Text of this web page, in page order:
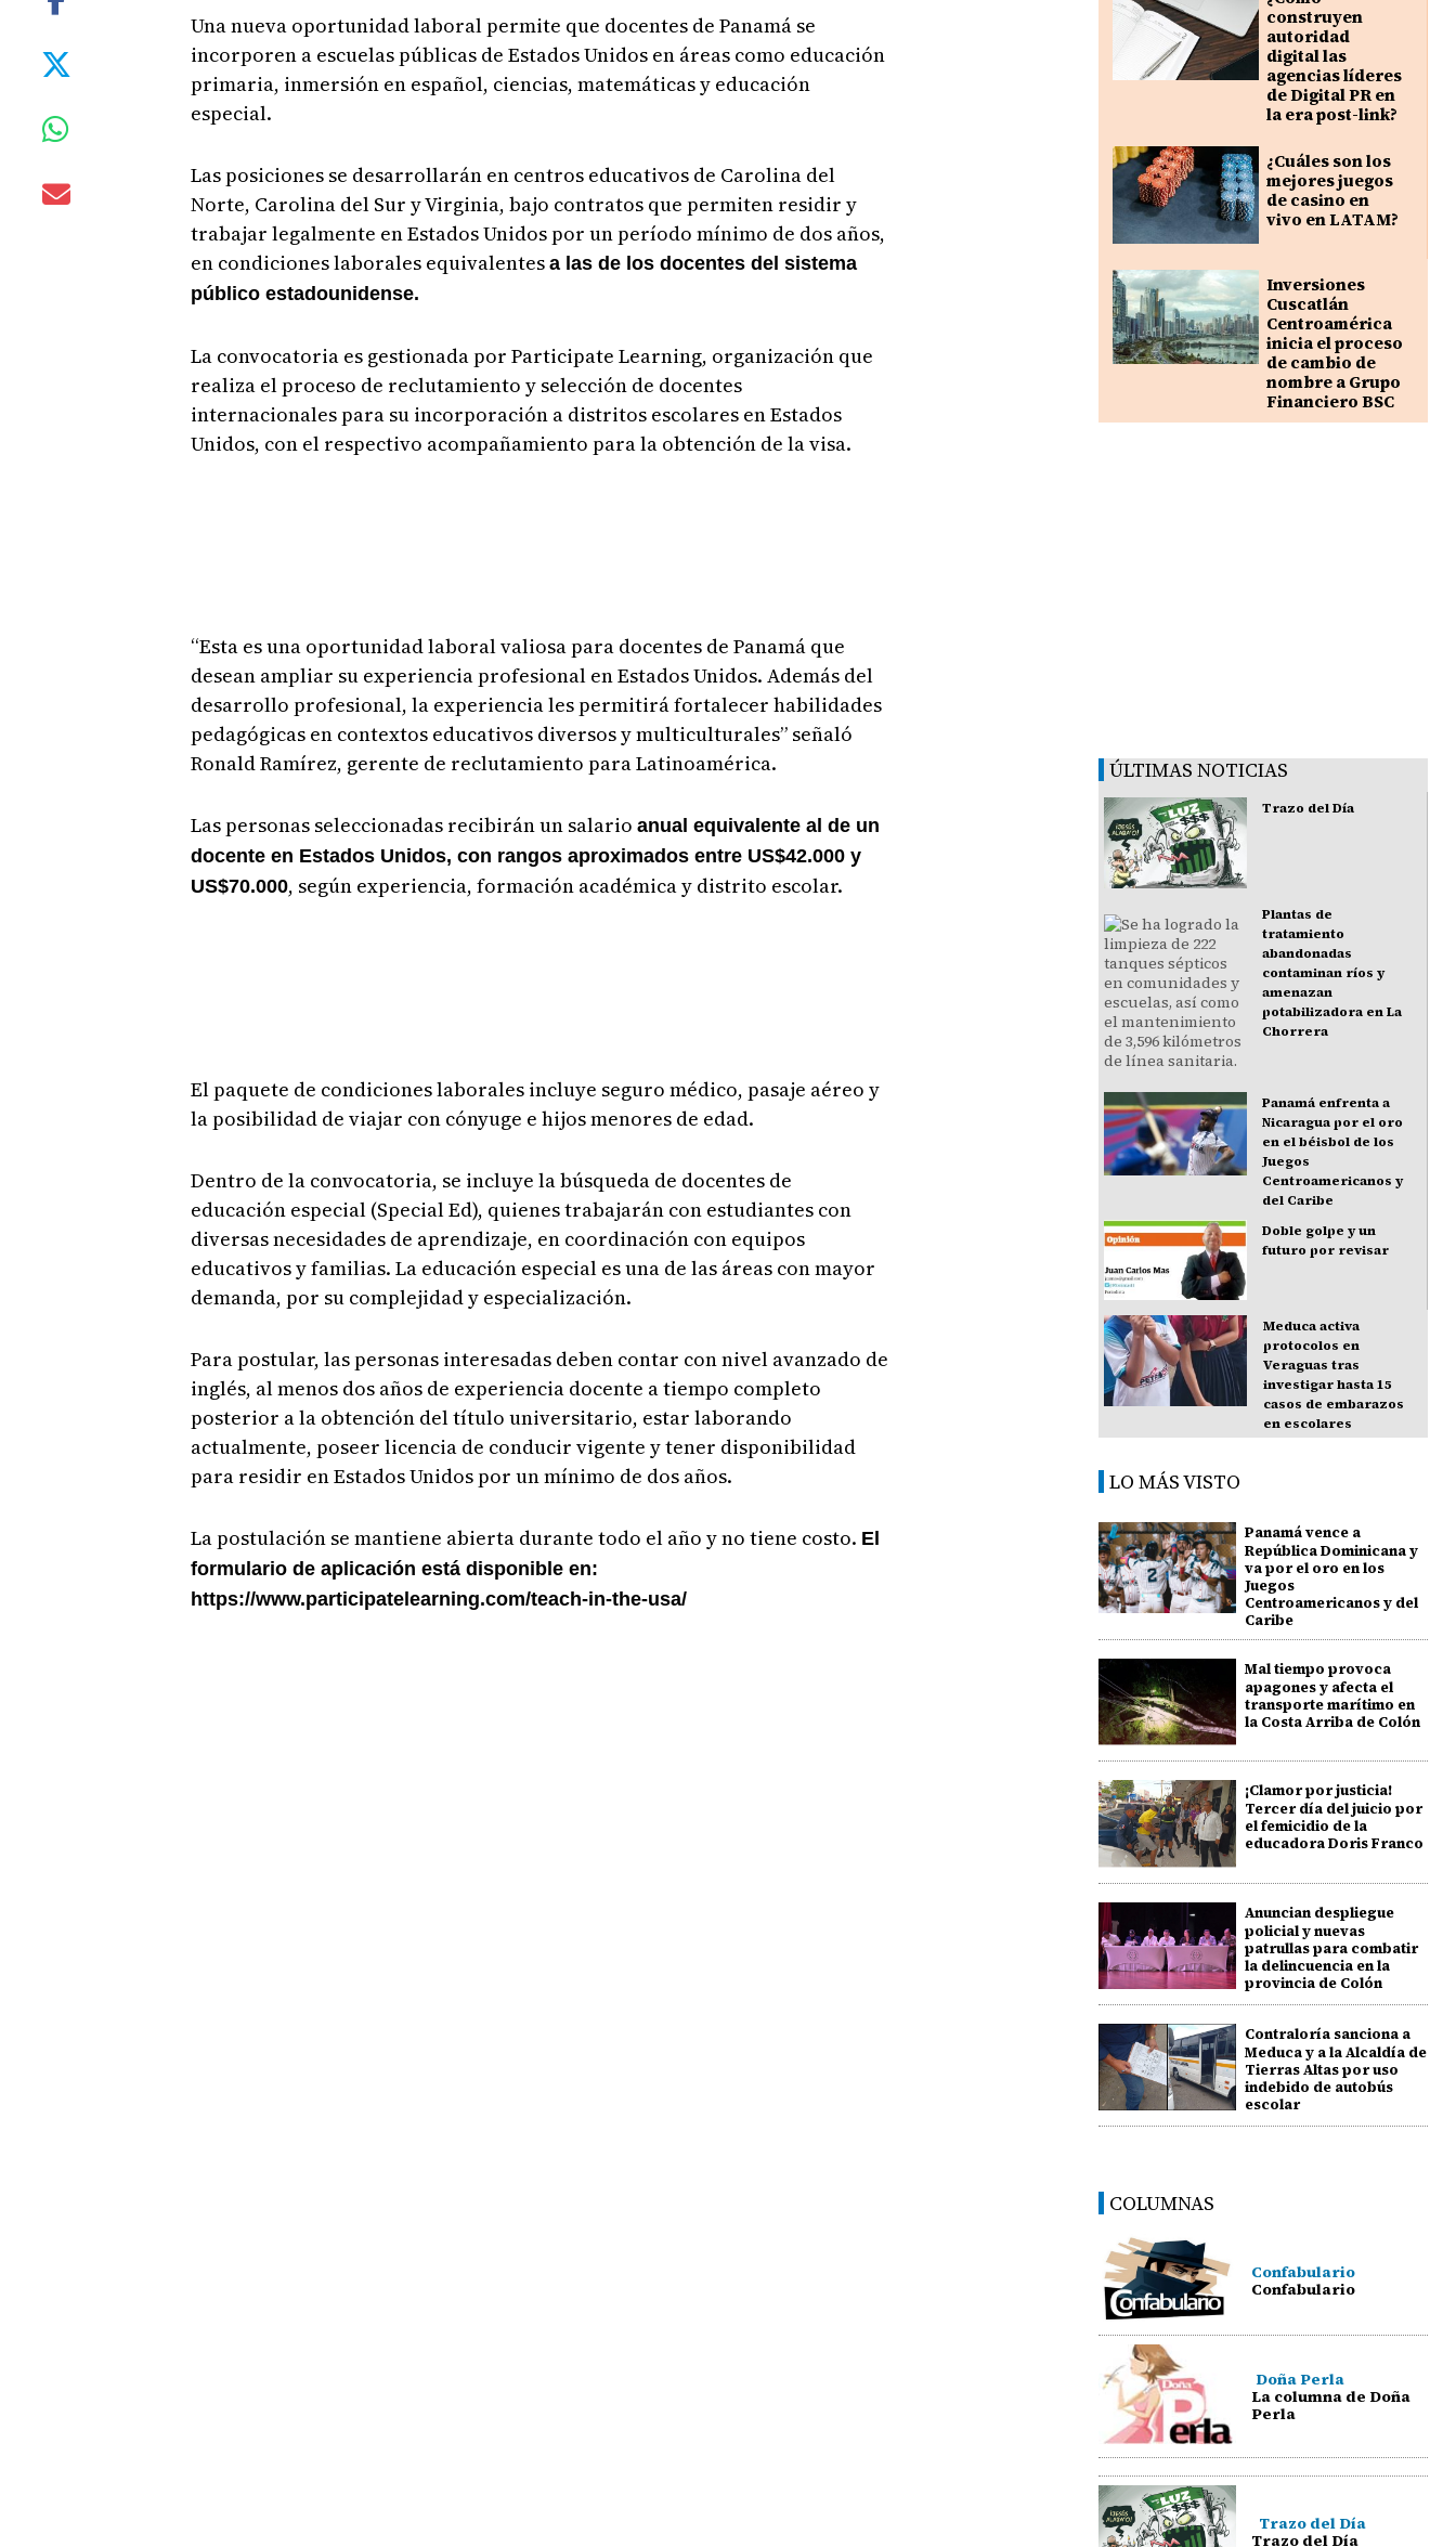
Una nueva oportunidad laboral permite que docentes de Panamá se
incorporen a escuelas públicas de Estados Unidos en áreas como educación
primaria, inmersión en español, ciencias, matemáticas y educación
especial.
Las posiciones se desarrollarán en centros educativos de Carolina del
Norte, Carolina del Sur y Virginia, bajo contratos que permiten residir y
trabajar legalmente en Estados Unidos por un período mínimo de dos años,
en condiciones laborales equivalentes a las de los docentes del sistema
público estadounidense.
La convocatoria es gestionada por Participate Learning, organización que
realiza el proceso de reclutamiento y selección de docentes
internacionales para su incorporación a distritos escolares en Estados
Unidos, con el respectivo acompañamiento para la obtención de la visa.
“Esta es una oportunidad laboral valiosa para docentes de Panamá que
desean ampliar su experiencia profesional en Estados Unidos. Además del
desarrollo profesional, la experiencia les permitirá fortalecer habilidades
pedagógicas en contextos educativos diversos y multiculturales” señaló
Ronald Ramírez, gerente de reclutamiento para Latinoamérica.
Las personas seleccionadas recibirán un salario anual equivalente al de un
docente en Estados Unidos, con rangos aproximados entre US$42.000 y
US$70.000, según experiencia, formación académica y distrito escolar.
El paquete de condiciones laborales incluye seguro médico, pasaje aéreo y
la posibilidad de viajar con cónyuge e hijos menores de edad.
Dentro de la convocatoria, se incluye la búsqueda de docentes de
educación especial (Special Ed), quienes trabajarán con estudiantes con
diversas necesidades de aprendizaje, en coordinación con equipos
educativos y familias. La educación especial es una de las áreas con mayor
demanda, por su complejidad y especialización.
Para postular, las personas interesadas deben contar con nivel avanzado de
inglés, al menos dos años de experiencia docente a tiempo completo
posterior a la obtención del título universitario, estar laborando
actualmente, poseer licencia de conducir vigente y tener disponibilidad
para residir en Estados Unidos por un mínimo de dos años.
La postulación se mantiene abierta durante todo el año y no tiene costo. El
formulario de aplicación está disponible en:
https://www.participatelearning.com/teach-in-the-usa/
construyen
autoridad
digital las
agencias líderes
de Digital PR en
la era post-link?
¿Cuáles son los
mejores juegos
de casino en
vivo en LATAM?
Inversiones
Cuscatlán
Centroamérica
inicia el proceso
de cambio de
nombre a Grupo
Financiero BSC
ÚLTIMAS NOTICIAS
Trazo del Día
Plantas de
tratamiento
abandonadas
contaminan ríos y
amenazan
potabilizadora en La
Chorrera
Panamá enfrenta a
Nicaragua por el oro
en el béisbol de los
Juegos
Centroamericanos y
del Caribe
Doble golpe y un
futuro por revisar
Meduca activa
protocolos en
Veraguas tras
investigar hasta 15
casos de embarazos
en escolares
LO MÁS VISTO
Panamá vence a
República Dominicana y
va por el oro en los
Juegos
Centroamericanos y del
Caribe
Mal tiempo provoca
apagones y afecta el
transporte marítimo en
la Costa Arriba de Colón
¡Clamor por justicia!
Tercer día del juicio por
el femicidio de la
educadora Doris Franco
Anuncian despliegue
policial y nuevas
patrullas para combatir
la delincuencia en la
provincia de Colón
Contraloría sanciona a
Meduca y a la Alcaldía de
Tierras Altas por uso
indebido de autobús
escolar
COLUMNAS
Confabulario
Confabulario
Doña Perla
La columna de Doña
Perla
Trazo del Día
Trazo del Día